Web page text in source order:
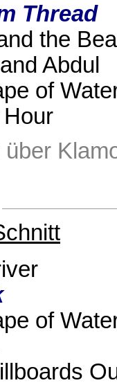
Thread
the
Abdul
of
über
of